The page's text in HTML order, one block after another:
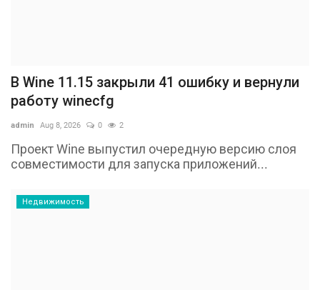
В Wine 11.15 закрыли 41 ошибку и вернули
работу winecfg
admin Aug 8, 2026 0 2
Проект Wine выпустил очередную версию слоя
совместимости для запуска приложений...
Недвижимость